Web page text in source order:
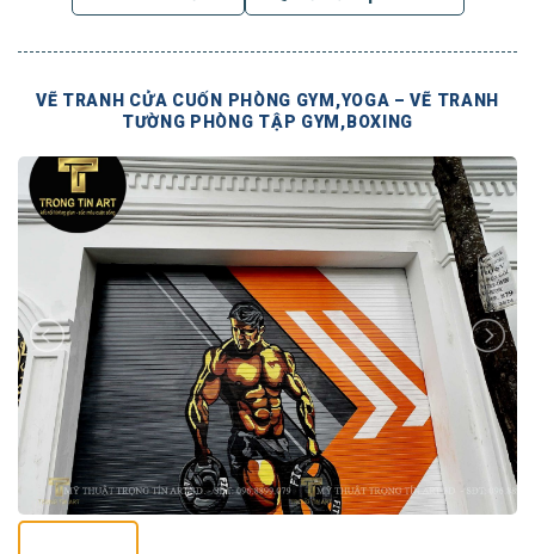
VẼ TRANH CỬA CUỐN PHÒNG GYM,YOGA – VẼ TRANH
TƯỜNG PHÒNG TẬP GYM,BOXING